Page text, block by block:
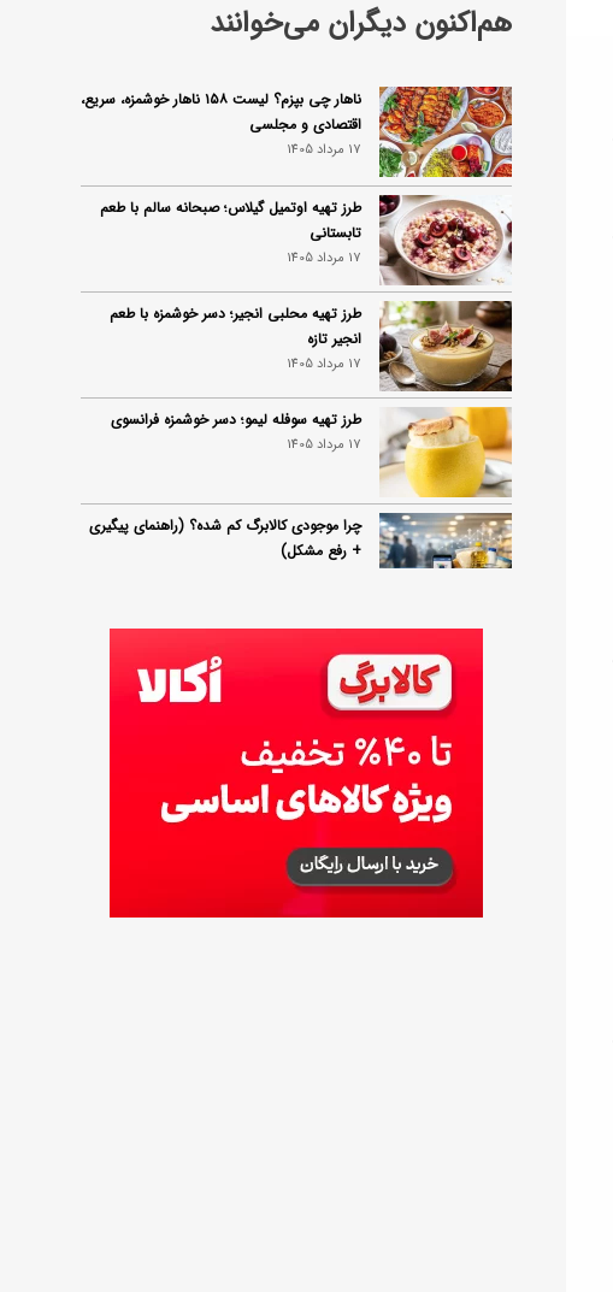
هم‌اکنون دیگران می‌خوانند
ناهار چی بپزم؟ لیست ۱۵۸ ناهار خوشمزه، سریع،
اقتصادی و مجلسی
17 مرداد 1405
طرز تهیه اوتمیل گیلاس؛ صبحانه سالم با طعم
تابستانی
17 مرداد 1405
طرز تهیه محلبی انجیر؛ دسر خوشمزه با طعم
انجیر تازه
17 مرداد 1405
طرز تهیه سوفله لیمو؛ دسر خوشمزه فرانسوی
17 مرداد 1405
چرا موجودی کالابرگ کم شده؟ (راهنمای پیگیری
+ رفع مشکل)
ساخت فیلم سینمایی «Game of Thrones»
رسماً تأیید شد
17 مرداد 1405
آموزش گام به گام برنامه شمیم کالابرگ
17 مرداد 1405
لیست شهرهای فعال اُکالا
17 مرداد 1405